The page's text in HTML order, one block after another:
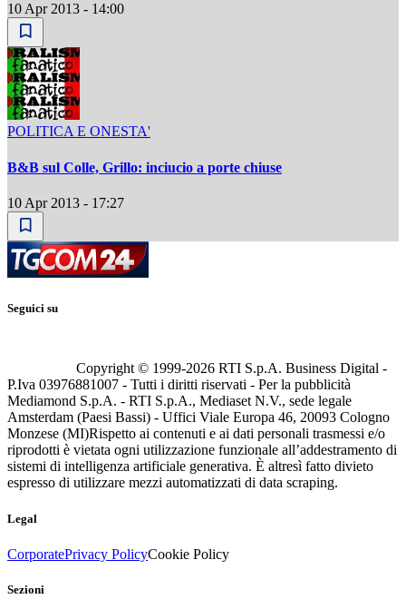
10 Apr 2013 - 14:00
POLITICA E ONESTA'
B&B sul Colle, Grillo: inciucio a porte chiuse
10 Apr 2013 - 17:27
Seguici su
Copyright © 1999-2026 RTI S.p.A. Business Digital -
P.Iva 03976881007 - Tutti i diritti riservati - Per la pubblicità
Mediamond S.p.A. - RTI S.p.A., Mediaset N.V., sede legale
Amsterdam (Paesi Bassi) - Uffici Viale Europa 46, 20093 Cologno
Monzese (MI)Rispetto ai contenuti e ai dati personali trasmessi e/o
riprodotti è vietata ogni utilizzazione funzionale all’addestramento di
sistemi di intelligenza artificiale generativa. È altresì fatto divieto
espresso di utilizzare mezzi automatizzati di data scraping.
Legal
CorporatePrivacy PolicyCookie Policy
Sezioni